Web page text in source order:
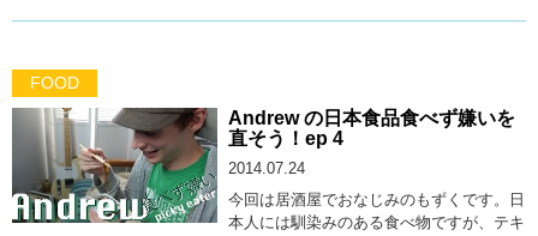
FOOD
Andrew の日本食品食べず嫌いを
直そう！ep 4
2014.07.24
今回は居酒屋でおなじみのもずくです。日
本人には馴染みのある食べ物ですが、テキ